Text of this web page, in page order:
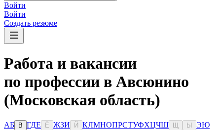
Войти
Войти
Создать резюме
Работа и вакансии
по профессии в Авсюнино
(Московская область)
АБ В ГДЕ Ё ЖЗИ Й КЛМНОПРСТУФХЦЧШ Ы ЭЮ